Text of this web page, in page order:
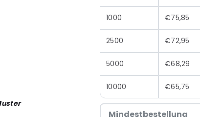
1000 €75,85
2500 €72,95
5000 €68,29
10000 €65,75
Mindestbestellung